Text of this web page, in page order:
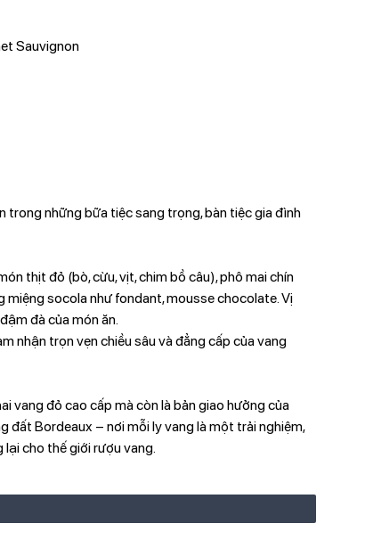
Sauvignon
những bữa tiệc sang trọng, bàn tiệc gia đình
thịt đỏ (bò, cừu, vịt, chim bồ câu), phô mai chín
socola như fondant, mousse chocolate. Vị
đà của món ăn.
nhận trọn vẹn chiều sâu và đẳng cấp của vang
vang đỏ cao cấp mà còn là bản giao hưởng của
đất Bordeaux – nơi mỗi ly vang là một trải nghiệm,
cho thế giới rượu vang.